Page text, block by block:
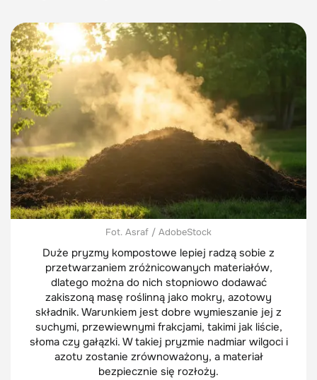
Fot. Asraf / AdobeStock
Duże pryzmy kompostowe lepiej radzą sobie z
przetwarzaniem zróżnicowanych materiałów,
dlatego można do nich stopniowo dodawać
zakiszoną masę roślinną jako mokry, azotowy
składnik. Warunkiem jest dobre wymieszanie jej z
suchymi, przewiewnymi frakcjami, takimi jak liście,
słoma czy gałązki. W takiej pryzmie nadmiar wilgoci i
azotu zostanie zrównoważony, a materiał
bezpiecznie się rozłoży.